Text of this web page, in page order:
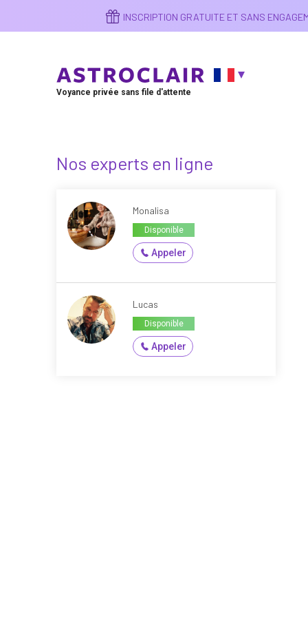
contenu
INSCRIPTION GRATUITE ET SANS
Voyance privée sans file d'attente
Nos experts en ligne
Monalisa
Disponible
Appeler
Lucas
Disponible
Appeler